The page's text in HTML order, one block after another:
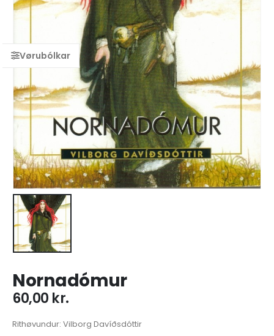
Nornadómur
60,00 kr.
Rithøvundur: Vilborg Davíðsdóttir